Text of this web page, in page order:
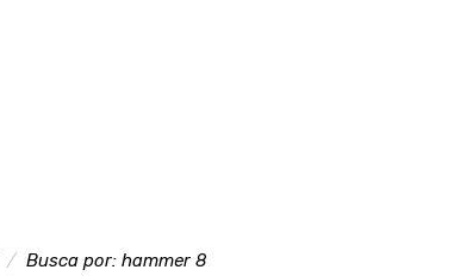
Busca por: hammer 8